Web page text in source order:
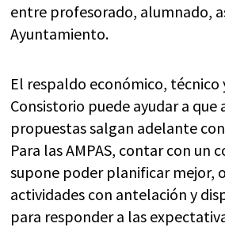
entre profesorado, alumnado,
Ayuntamiento.
El respaldo económico, técnico
Consistorio puede ayudar a que
propuestas salgan adelante
Para las AMPAS, contar con un
supone poder planificar mejor,
actividades con antelación y
para responder a las